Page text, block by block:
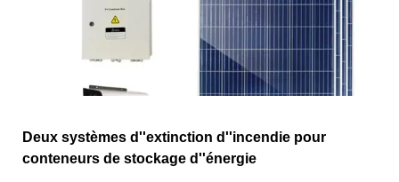
Deux systèmes d''extinction d''incendie pour
conteneurs de stockage d''énergie